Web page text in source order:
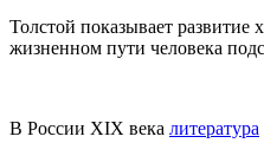
Толстой показывает
жизненном пути человека
В России XIX века литература